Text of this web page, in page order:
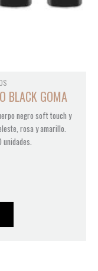
BLACK GOMA
negro soft touch y
rosa y amarillo.
unidades.